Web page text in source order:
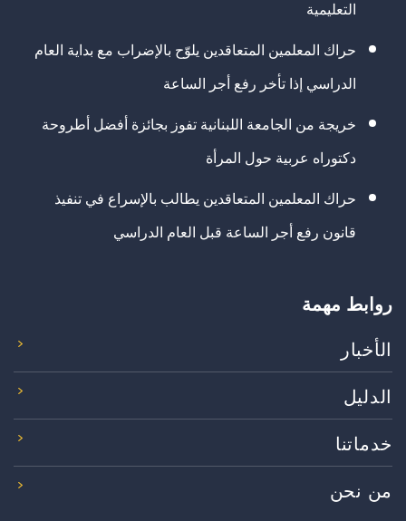
التعليمية
حراك المعلمين المتعاقدين يلوّح بالإضراب مع بداية العام
الدراسي إذا تأخر رفع أجر الساعة
خريجة من الجامعة اللبنانية تفوز بجائزة أفضل أطروحة
دكتوراه عربية حول المرأة
حراك المعلمين المتعاقدين يطالب بالإسراع في تنفيذ
قانون رفع أجر الساعة قبل العام الدراسي
روابط مهمة
الأخبار
الدليل
خدماتنا
من نحن